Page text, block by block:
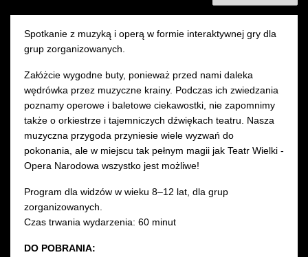
Spotkanie z muzyką i operą w formie interaktywnej gry dla
grup zorganizowanych.
Załóżcie wygodne buty, ponieważ przed nami daleka
wędrówka przez muzyczne krainy. Podczas ich zwiedzania
poznamy operowe i baletowe ciekawostki, nie zapomnimy
także o orkiestrze i tajemniczych dźwiękach teatru. Nasza
muzyczna przygoda przyniesie wiele wyzwań do
pokonania, ale w miejscu tak pełnym magii jak Teatr Wielki -
Opera Narodowa wszystko jest możliwe!
Program dla widzów w wieku 8–12 lat, dla grup
zorganizowanych.
Czas trwania wydarzenia: 60 minut
DO POBRANIA: